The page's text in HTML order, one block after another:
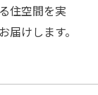
住空間を実
けします。